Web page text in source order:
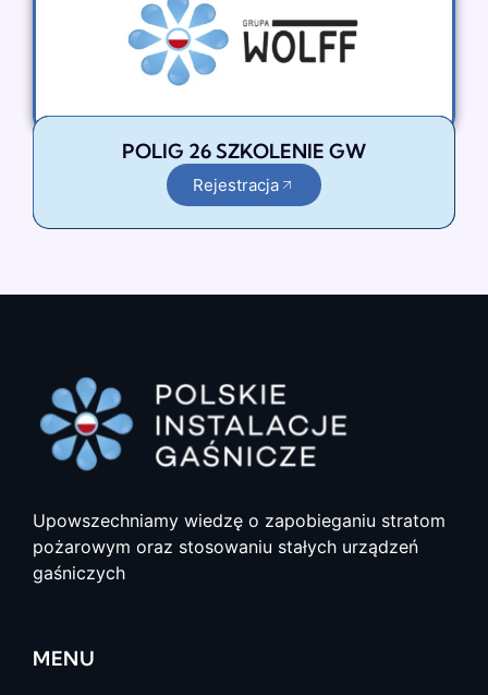
POLIG 26 SZKOLENIE GW
Rejestracja
Upowszechniamy wiedzę o zapobieganiu stratom
pożarowym oraz stosowaniu stałych urządzeń
gaśniczych
MENU